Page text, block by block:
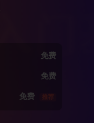
免费
免费
免费 推荐